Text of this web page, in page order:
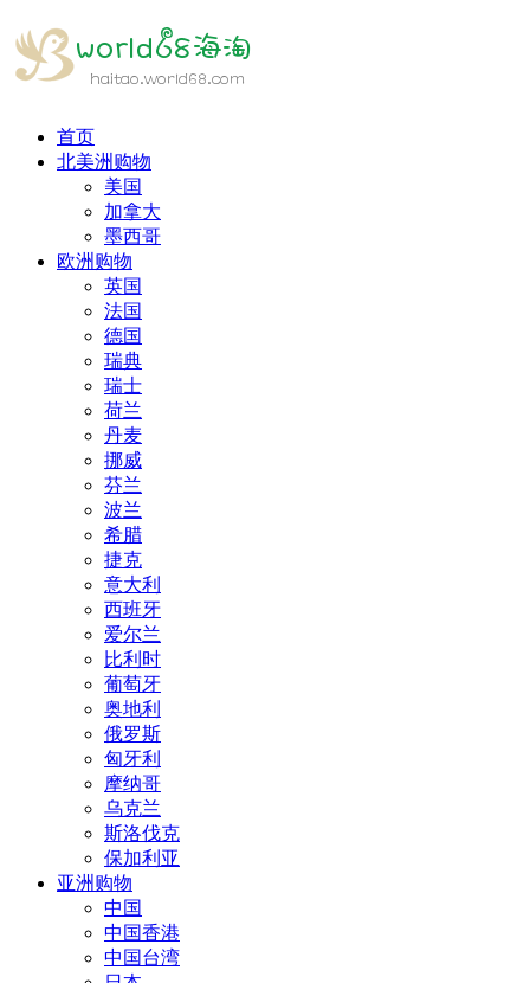
首页
北美洲购物
美国
加拿大
墨西哥
欧洲购物
英国
法国
德国
瑞典
瑞士
荷兰
丹麦
挪威
芬兰
波兰
希腊
捷克
意大利
西班牙
爱尔兰
比利时
葡萄牙
奥地利
俄罗斯
匈牙利
摩纳哥
乌克兰
斯洛伐克
保加利亚
亚洲购物
中国
中国香港
中国台湾